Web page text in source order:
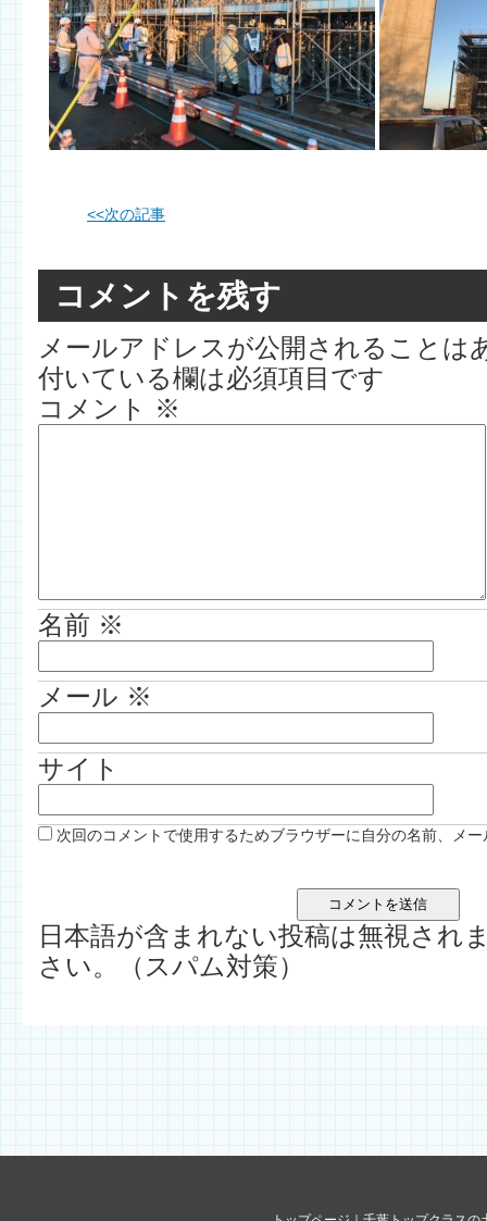
<<次の記事
コメントを残す
メールアドレスが公開されることは
付いている欄は必須項目です
コメント
※
名前 ※
メール ※
サイト
次回のコメントで使用するためブラウザーに自分の名前、メ
日本語が含まれない投稿は無視され
さい。（スパム対策）